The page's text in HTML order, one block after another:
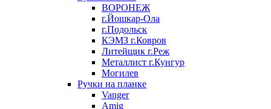
ВОРОНЕЖ
г.Йошкар-Ола
г.Подольск
КЭМЗ г.Ковров
Литейщик г.Реж
Металлист г.Кунгур
Могилев
Ручки на планке
Vanger
Amig